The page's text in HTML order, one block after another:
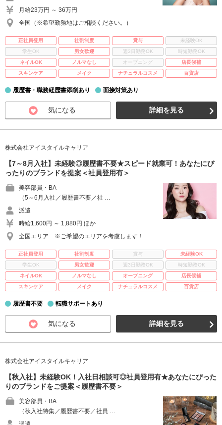
月給23万円 ～ 36万円
全国（※希望勤務地はご相談ください。）
正社員登用 社割制度 賞与
未経験OK
学生OK
男女歓迎 週3日勤務OK
時短勤務OK
ネイルOK
ノルマなし オープニング
店長候補
スキンケア
メイク ナチュラルコスメ 百貨店
履歴書・職務経歴書添削あり 面接対策あり
気になる 詳細を見る
株式会社アイスタイルキャリア
【7～8月入社】未経験◎履歴書不要★スピード就業可！あなたにぴ
ったりのブランドを提案＜社員登用有＞
美容部員・BA
（5～6月入社／履歴書不要／社 …
派遣
時給1,600円 ～ 1,880円 ほか
全国エリア ※ご希望のエリアを考慮します！
正社員登用 社割制度 賞与
未経験OK
学生OK
男女歓迎 週3日勤務OK
時短勤務OK
ネイルOK
ノルマなし オープニング
店長候補
スキンケア
メイク ナチュラルコスメ 百貨店
履歴書不要 転職サポートあり
気になる 詳細を見る
株式会社アイスタイルキャリア
【秋入社】未経験OK！入社日相談可◎社員登用有★あなたにぴった
りのブランドをご提案＜履歴書不要＞
美容部員・BA
（秋入社特集／履歴書不要／社員 …